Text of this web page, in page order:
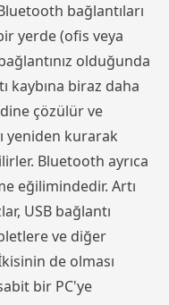
bağlantıları
yerde (ofis veya
olduğunda
kaybına biraz daha
çözülür ve
yeniden kurarak
Bluetooth ayrıca
eğilimindedir. Artı
USB bağlantı
ve diğer
de olması
bir PC'ye